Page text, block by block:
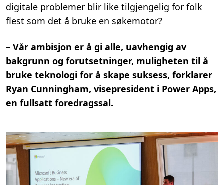
digitale problemer blir like tilgjengelig for folk
flest som det å bruke en søkemotor?
– Vår ambisjon er å gi alle, uavhengig av
bakgrunn og forutsetninger, muligheten til å
bruke teknologi for å skape suksess, forklarer
Ryan Cunningham, visepresident i Power Apps,
en fullsatt foredragssal.